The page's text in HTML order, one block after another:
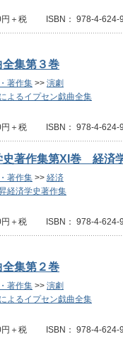
円＋税 ISBN： 978-4-
全集第３巻
著作集 >> 演劇
よるイプセン戯曲全集
円＋税 ISBN： 978-4-
史著作集第XI巻 経済
著作集 >> 経済
経済学史著作集
円＋税 ISBN： 978-4-
全集第２巻
著作集 >> 演劇
よるイプセン戯曲全集
円＋税 ISBN： 978-4-